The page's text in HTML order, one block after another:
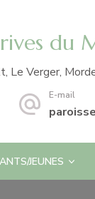
du
Le Verger,
E-mail
JEUNES